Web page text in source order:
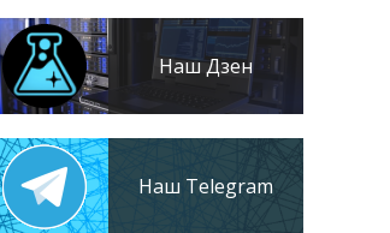
Наш Дзен
Наш Telegram